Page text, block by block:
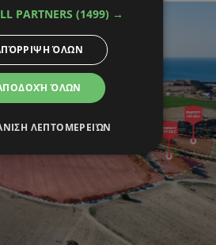
PARTNERS (1499) →
ΌΛΩΝ
ΌΛΩΝ
ΛΕΠΤΟΜΕΡΕΙΏΝ